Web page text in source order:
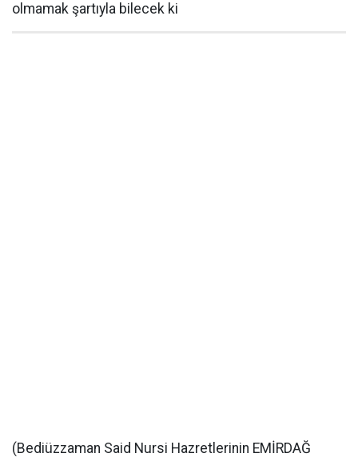
olmamak şartıyla bilecek ki
(Bediüzzaman Said Nursi Hazretlerinin EMİRDAĞ